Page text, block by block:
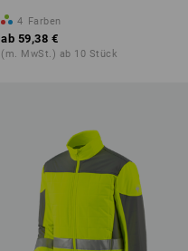
4 Farben
ab 59,38 €
(m. MwSt.) ab 10 Stück